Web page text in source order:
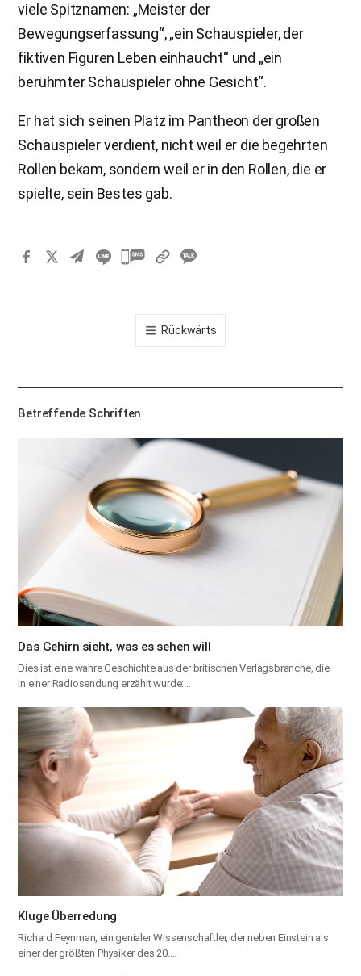
viele Spitznamen: „Meister der
Bewegungserfassung“, „ein Schauspieler, der
fiktiven Figuren Leben einhaucht“ und „ein
berühmter Schauspieler ohne Gesicht“.
Er hat sich seinen Platz im Pantheon der großen
Schauspieler verdient, nicht weil er die begehrten
Rollen bekam, sondern weil er in den Rollen, die er
spielte, sein Bestes gab.
카
톡
공
기
Rückwärts
Betreffende Schriften
Das Gehirn sieht, was es sehen will
Dies ist eine wahre Geschichte aus der britischen Verlagsbranche, die
in einer Radiosendung erzählt wurde:…
Kluge Überredung
Richard Feynman, ein genialer Wissenschaftler, der neben Einstein als
einer der größten Physiker des 20.…